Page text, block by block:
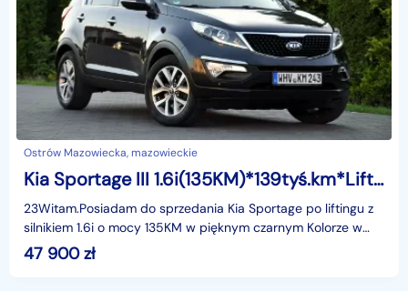
Ostrów Mazowiecka, mazowieckie
Kia Sportage III 1.6i(135KM)*139tyś.km*Lift*Led*Navi*Kamera*Skóry*Klimatronik*Alu17"A
23Witam.Posiadam do sprzedania Kia Sportage po liftingu z
silnikiem 1.6i o mocy 135KM w pięknym czarnym Kolorze w
najbogatszej wersji wyposażenia i z rewelacyjn
47 900zł